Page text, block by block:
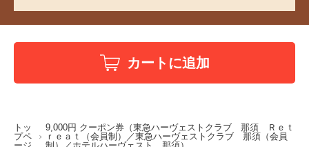
カートに追加
トッ
プペ
9,000円 クーポン券（東急ハーヴェストクラブ 那須 Ｒｅｔ
ｒｅａｔ（会員制）／東急ハーヴェストクラブ 那須（会員